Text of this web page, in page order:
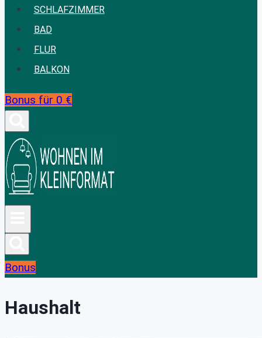
SCHLAFZIMMER
BAD
FLUR
BALKON
Bonus für 0 €
Bonus
Haushalt